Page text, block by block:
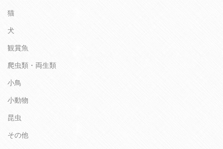
猫
犬
観賞魚
爬虫類・両生類
小鳥
小動物
昆虫
その他